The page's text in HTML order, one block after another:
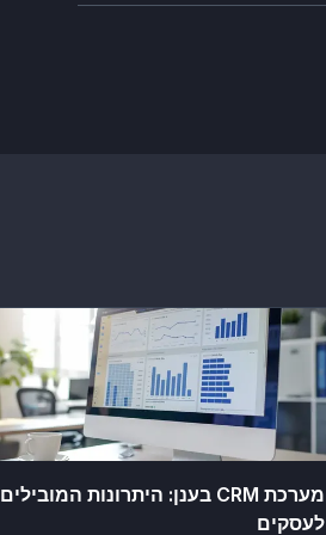
מערכת CRM בענן: היתרונות המובילים
לעסקים